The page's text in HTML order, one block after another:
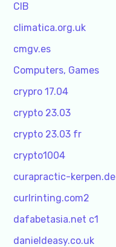
CIB
climatica.org.uk
cmgv.es
Computers, Games
crypro 17.04
crypto 23.03
crypto 23.03 fr
crypto1004
curapractic-kerpen.de
curlrinting.com2
dafabetasia.net c1
danieldeasy.co.uk